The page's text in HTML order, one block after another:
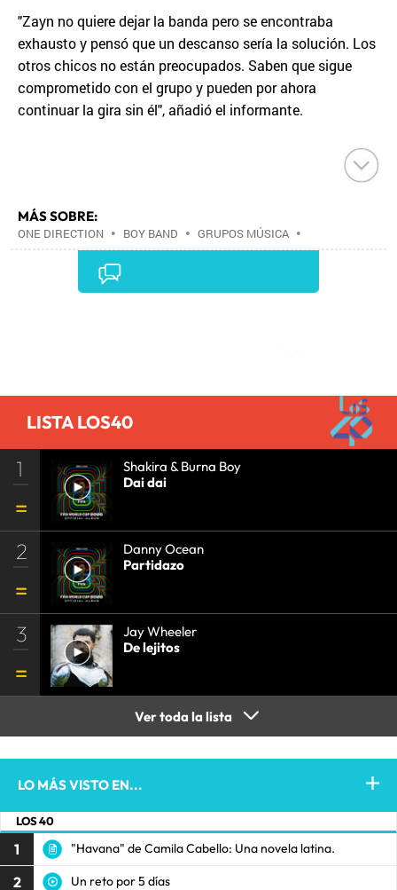
"Zayn no quiere dejar la banda pero se encontraba
exhausto y pensó que un descanso sería la solución. Los
otros chicos no están preocupados. Saben que sigue
comprometido con el grupo y pueden por ahora
continuar la gira sin él", añadió el informante.
MÁS SOBRE:
ONE DIRECTION • BOY BAND • GRUPOS MÚSICA •
•ZAYN MALIK•
LISTA LOS40
1
Shakira & Burna Boy
Dai dai
2
Danny Ocean
Partidazo
3
Jay Wheeler
De lejitos
Ver toda la lista
LO MÁS VISTO EN...
LOS 40
1 "Havana" de Camila Cabello: Una novela latina.
2 Un reto por 5 días